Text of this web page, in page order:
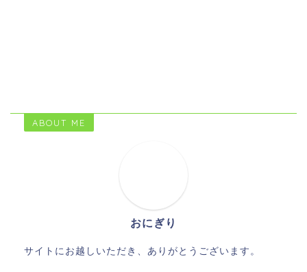
ABOUT ME
おにぎり
サイトにお越しいただき、ありがとうございます。